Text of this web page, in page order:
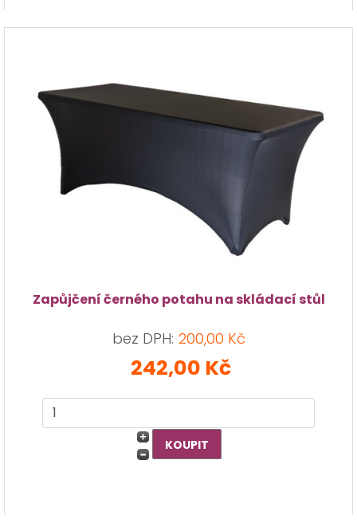
Zapůjčení černého potahu na skládací stůl
bez DPH: 200,00 Kč
242,00 Kč